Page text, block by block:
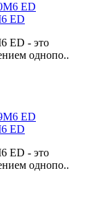
ED
ED - это
однопо..
ED
ED - это
однопо..